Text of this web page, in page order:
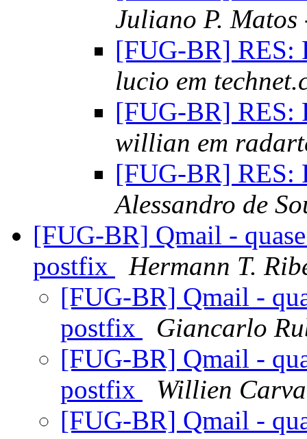
Juliano P.
[FUG-BR] RES:
lucio em
[FUG-BR] RES:
willian em
[FUG-BR] RES:
Alessandro de
[FUG-BR] Qmail -
postfix
Hermann T.
[FUG-BR] Qmail -
postfix
Giancarlo
[FUG-BR] Qmail -
postfix
Willien
[FUG-BR] Qmail -